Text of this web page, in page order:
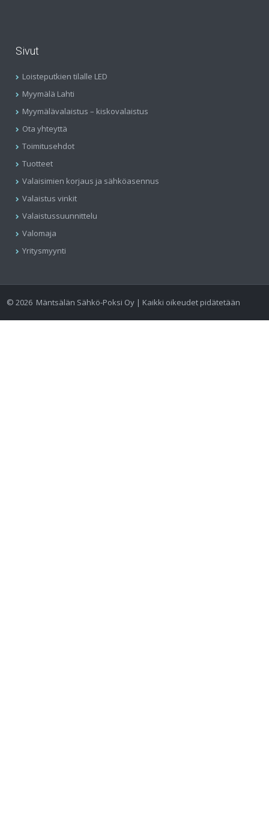
Sivut
Loisteputkien tilalle LED
Myymälä Lahti
Myymälävalaistus – kiskovalaistus
Ota yhteyttä
Toimitusehdot
Tuotteet
Valaisimien korjaus ja sähköasennus
Valaistus vinkit
Valaistussuunnittelu
Valomaja
Yritysmyynti
©2026 Mäntsälän Sähkö-Poksi Oy | Kaikki oikeudet pidätetään